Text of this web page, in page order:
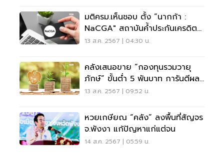
มติครม.เห็นชอบ ตั้ง “นากก้า :
NaCGA" สถาบันค้ำประกันเครดิต
แห่งชาติ
13 ส.ค. 2567 | 04:30 น.
คลังเสนอขาย “กองทุนรวมวายุ
ภักษ์” ขั้นต่ำ 5 พันบาท การันตีผล
ตอบแทน
13 ส.ค. 2567 | 09:52 น.
หวยเกษียณ “คลัง” ลงพื้นที่สัญจร
จ.พังงา แก้ปัญหาแก่แต่จน
14 ส.ค. 2567 | 05:59 น.